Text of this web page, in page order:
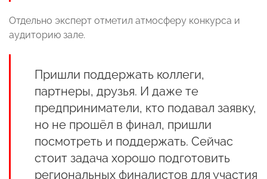
Отдельно эксперт отметил атмосферу конкурса и
аудиторию зале.
Пришли поддержать коллеги,
партнеры, друзья. И даже те
предприниматели, кто подавал заявку,
но не прошёл в финал, пришли
посмотреть и поддержать. Сейчас
стоит задача хорошо подготовить
региональных финалистов для участия